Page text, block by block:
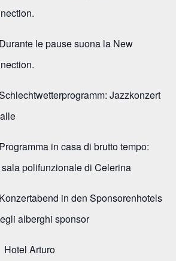
suona la New
Jazzkonzert
casa di brutto tempo:
polifunzionale di Celerina
in den Sponsorenhotels
alberghi sponsor
Hotel Arturo